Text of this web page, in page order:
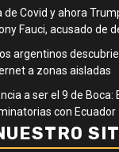
Covid y ahora
Fauci, acusado de
argentinos
a zonas aisladas
a ser el 9 de Boca:
con Ecuador